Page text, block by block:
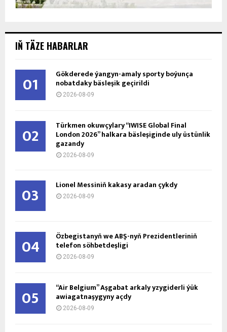
IŇ TÄZE HABARLAR
01 Gökderede ýangyn-amaly sporty boýunça
nobatdaky bäsleşik geçirildi
2026-08-09
02 Türkmen okuwçylary “IWISE Global Final
London 2026” halkara bäsleşiginde uly üstünlik
gazandy
2026-08-09
03 Lionel Messiniň kakasy aradan çykdy
2026-08-09
04 Özbegistanyň we ABŞ-nyň Prezidentleriniň
telefon söhbetdeşligi
2026-08-09
05 “Air Belgium” Aşgabat arkaly yzygiderli ýük
awiagatnaşygyny açdy
2026-08-09